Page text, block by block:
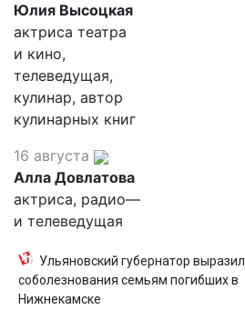
Юлия Высоцкая
актриса театра
и кино,
телеведущая,
кулинар, автор
кулинарных книг
16 августа
Алла Довлатова
актриса, радио—
и телеведущая
Ульяновский губернатор выразил
соболезнования семьям погибших в
Нижнекамске